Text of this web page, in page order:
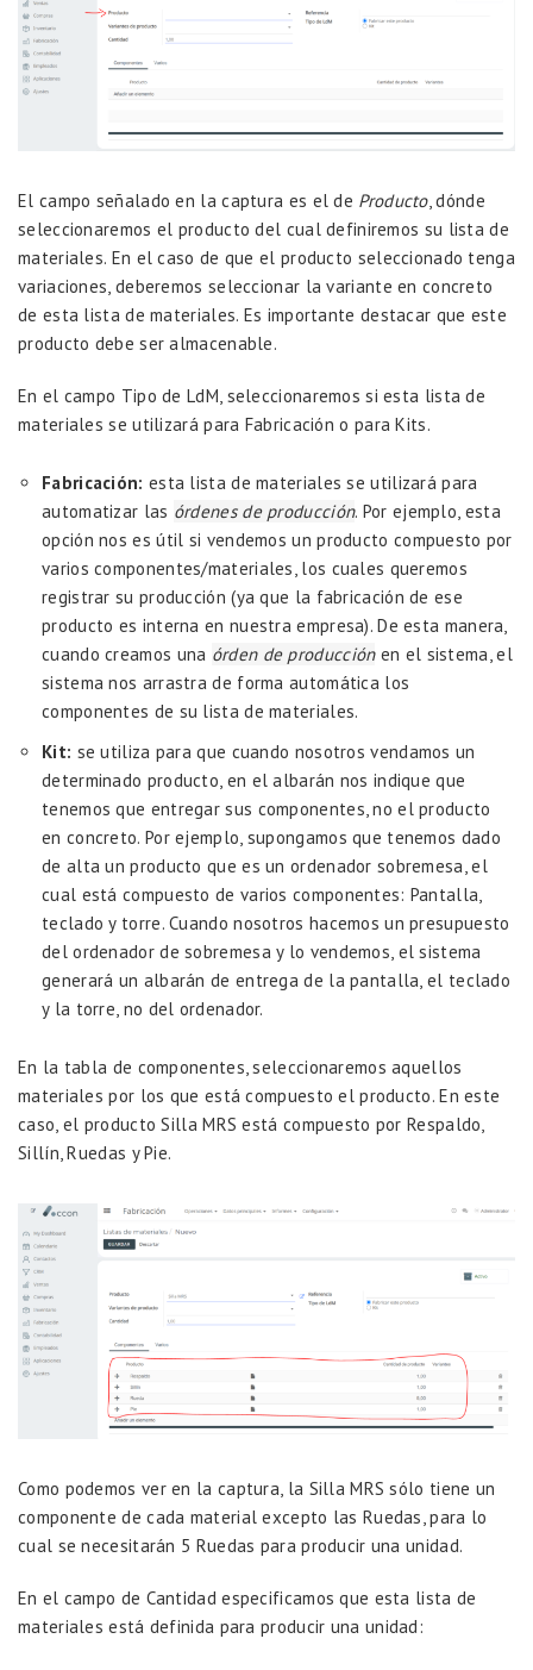
El campo señalado en la captura es el de Producto, dónde
seleccionaremos el producto del cual definiremos su lista de
materiales. En el caso de que el producto seleccionado tenga
variaciones, deberemos seleccionar la variante en concreto
de esta lista de materiales. Es importante destacar que este
producto debe ser almacenable.
En el campo Tipo de LdM, seleccionaremos si esta lista de
materiales se utilizará para Fabricación o para Kits.
Fabricación: esta lista de materiales se utilizará para
automatizar las órdenes de producción. Por ejemplo, esta
opción nos es útil si vendemos un producto compuesto por
varios componentes/materiales, los cuales queremos
registrar su producción (ya que la fabricación de ese
producto es interna en nuestra empresa). De esta manera,
cuando creamos una órden de producciónen el sistema, el
sistema nos arrastra de forma automática los
componentes de su lista de materiales.
Kit: se utiliza para que cuando nosotros vendamos un
determinado producto, en el albarán nos indique que
tenemos que entregar sus componentes, no el producto
en concreto. Por ejemplo, supongamos que tenemos dado
de alta un producto que es un ordenador sobremesa, el
cual está compuesto de varios componentes: Pantalla,
teclado y torre. Cuando nosotros hacemos un presupuesto
del ordenador de sobremesa y lo vendemos, el sistema
generará un albarán de entrega de la pantalla, el teclado
y la torre, no del ordenador.
En la tabla de componentes, seleccionaremos aquellos
materiales por los que está compuesto el producto. En este
caso, el producto Silla MRS está compuesto por Respaldo,
Sillín, Ruedas y Pie.
Como podemos ver en la captura, la Silla MRS sólo tiene un
componente de cada material excepto las Ruedas, para lo
cual se necesitarán 5 Ruedas para producir una unidad.
En el campo de Cantidad especificamos que esta lista de
materiales está definida para producir una unidad: